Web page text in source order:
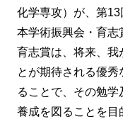
化学専攻）が、第
本学術振興会・育志
育志賞は、将来、我
とが期待される優
ることで、その勉
養成を図ることを目